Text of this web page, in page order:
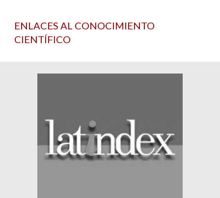
ENLACES AL CONOCIMIENTO
CIENTÍFICO